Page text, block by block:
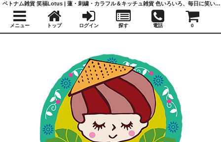
ベトナム雑貨 笑福Lotus | 蓮・刺繍・カラフル＆キッチュ雑貨 色いろいろ、毎日に笑いと福を
メニュー トップ ログイン 探す 電話 0